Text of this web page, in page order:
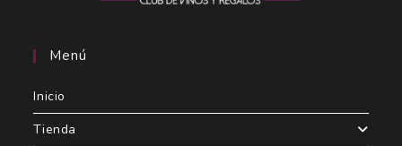
Menú
Inicio
Tienda